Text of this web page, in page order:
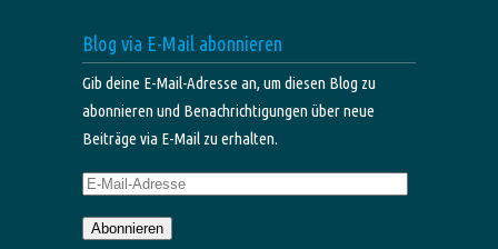
Blog via E-Mail abonnieren
Gib deine E-Mail-Adresse an, um diesen Blog zu
abonnieren und Benachrichtigungen über neue
Beiträge via E-Mail zu erhalten.
E-
Adresse
Abonnieren